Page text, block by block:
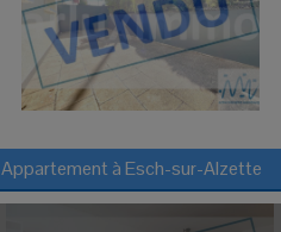
Appartement àEsch-sur-Alzette